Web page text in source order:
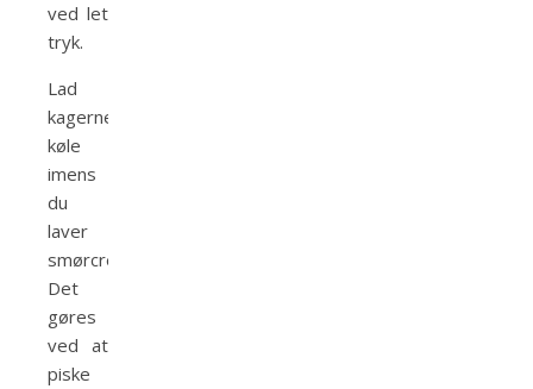
ved let
tryk.
Lad
kagerne
køle
imens
du
laver
smørcremen.
Det
gøres
ved at
piske